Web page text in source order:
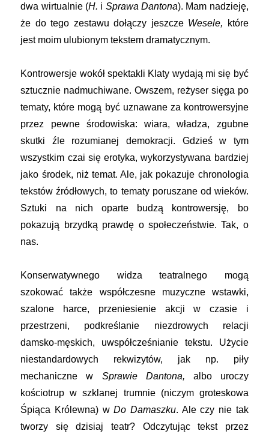
dwa wirtualnie (H. i Sprawa Dantona). Mam nadzieję,
że do tego zestawu dołączy jeszcze Wesele, które
jest moim ulubionym tekstem dramatycznym.
Kontrowersje wokół spektakli Klaty wydają mi się być
sztucznie nadmuchiwane. Owszem, reżyser sięga po
tematy, które mogą być uznawane za kontrowersyjne
przez pewne środowiska: wiara, władza, zgubne
skutki źle rozumianej demokracji. Gdzieś w tym
wszystkim czai się erotyka, wykorzystywana bardziej
jako środek, niż temat. Ale, jak pokazuje chronologia
tekstów źródłowych, to tematy poruszane od wieków.
Sztuki na nich oparte budzą kontrowersję, bo
pokazują brzydką prawdę o społeczeństwie. Tak, o
nas.
Konserwatywnego widza teatralnego mogą
szokować także współczesne muzyczne wstawki,
szalone harce, przeniesienie akcji w czasie i
przestrzeni, podkreślanie niezdrowych relacji
damsko-męskich, uwspółcześnianie tekstu. Użycie
niestandardowych rekwizytów, jak np. piły
mechaniczne w Sprawie Dantona, albo uroczy
kościotrup w szklanej trumnie (niczym groteskowa
Śpiąca Królewna) wDo Damaszku. Ale czy nie tak
tworzy się dzisiaj teatr? Odczytując tekst przez